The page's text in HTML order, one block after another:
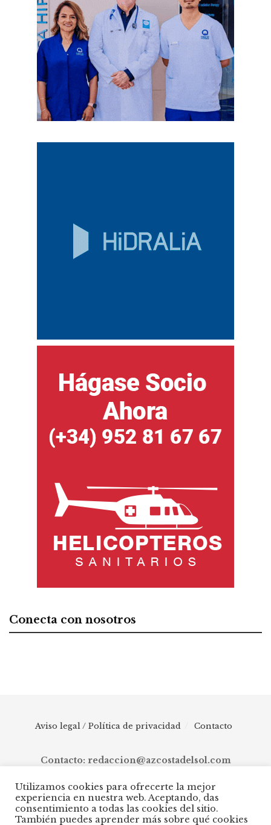
Conecta con nosotros
Aviso legal / Política de privacidad Contacto
Contacto: redaccion@azcostadelsol.com
© 2025 AZ Costa del Sol - Diario digital de Málaga capital hasta
Manilva, pasando por Torremolinos, Benalmádena, Fuengirola,
Utilizamos cookies para ofrecerte la mejor
experiencia en nuestra web. Aceptando, das
consentimiento a todas las cookies del sitio.
También puedes aprender más sobre qué cookies